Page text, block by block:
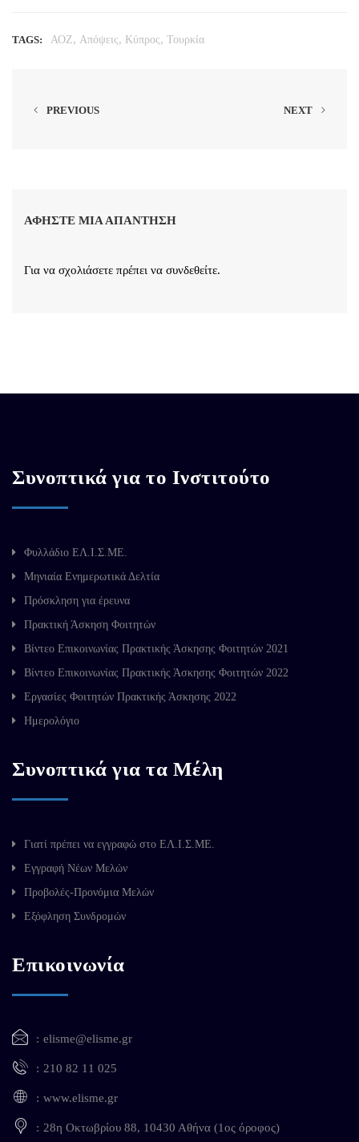
TAGS: ΑΟΖ, Απόψεις, Κύπρος, Τουρκία
PREVIOUS NEXT
ΑΦΉΣΤΕ ΜΙΑ ΑΠΆΝΤΗΣΗ
Για να σχολιάσετε πρέπει να συνδεθείτε.
Συνοπτικά για το Ινστιτούτο
Φυλλάδιο ΕΛ.Ι.Σ.ΜΕ.
Μηνιαία Ενημερωτικά Δελτία
Πρόσκληση για έρευνα
Πρακτική Άσκηση Φοιτητών
Βίντεο Επικοινωνίας Πρακτικής Άσκησης Φοιτητών 2021
Βίντεο Επικοινωνίας Πρακτικής Άσκησης Φοιτητών 2022
Εργασίες Φοιτητών Πρακτικής Άσκησης 2022
Ημερολόγιο
Συνοπτικά για τα Μέλη
Γιατί πρέπει να εγγραφώ στο ΕΛ.Ι.Σ.ΜΕ.
Εγγραφή Νέων Μελών
Προβολές-Προνόμια Μελών
Εξόφληση Συνδρομών
Επικοινωνία
elisme@elisme.gr
210 82 11 025
www.elisme.gr
28η Οκτωβρίου 88, 10430 Αθήνα (1ος όροφος)